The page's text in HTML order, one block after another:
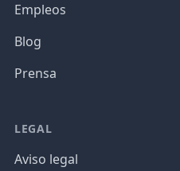
Empleos
Blog
Prensa
LEGAL
Aviso legal